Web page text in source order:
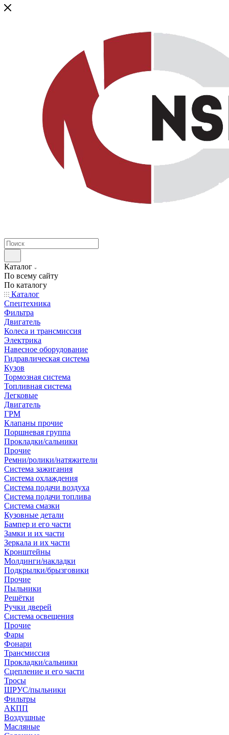
Каталог
По всему сайту
По каталогу
Каталог
Спецтехника
Фильтра
Двигатель
Колеса и трансмиссия
Электрика
Навесное оборудование
Гидравлическая система
Кузов
Тормозная система
Топливная система
Легковые
Двигатель
ГРМ
Клапаны прочие
Поршневая группа
Прокладки/сальники
Прочие
Ремни/ролики/натяжители
Система зажигания
Система охлаждения
Система подачи воздуха
Система подачи топлива
Система смазки
Кузовные детали
Бампер и его части
Замки и их части
Зеркала и их части
Кронштейны
Молдинги/накладки
Подкрылки/брызговики
Прочие
Пыльники
Решётки
Ручки дверей
Система освещения
Прочие
Фары
Фонари
Трансмиссия
Прокладки/сальники
Сцепление и его части
Тросы
ШРУС/пыльники
Фильтры
АКПП
Воздушные
Масляные